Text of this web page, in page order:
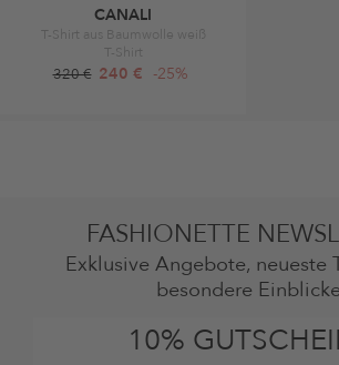
CANALI
T-Shirt aus Baumwolle weiß
T-Shirt
320 € 240 € -25%
FASHIONETTE
Exklusive Angebote, neueste
besondere Einblicke
10%